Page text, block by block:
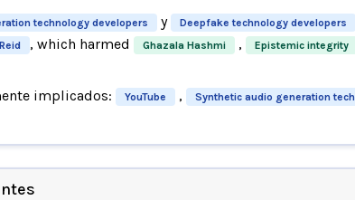
technology developers y Deepfake technology developers
, which harmed Ghazala Hashmi , Epistemic integrity
implicados:
YouTube , Synthetic audio generation